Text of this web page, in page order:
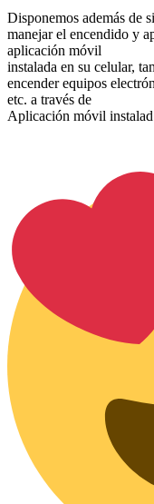
Disponemos además de
manejar el encendido y
aplicación móvil
instalada en su celular,
encender equipos
etc. a través de
Aplicación móvil instalad